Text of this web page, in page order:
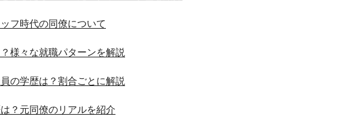
フ時代の同僚について
様々な就職パターンを解説
の学歴は？割合ごとに解説
？元同僚のリアルを紹介